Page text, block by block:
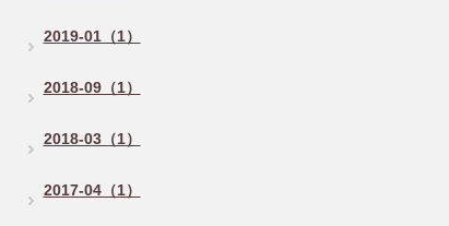
2019-01（1）
2018-09（1）
2018-03（1）
2017-04（1）